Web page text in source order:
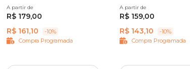
P G
A partir de
R$ 179,00
R$ 161,10
-10%
Compra Programada
PP P
A partir de
R$ 159,00
R$ 143,10
-10%
Compra Programada